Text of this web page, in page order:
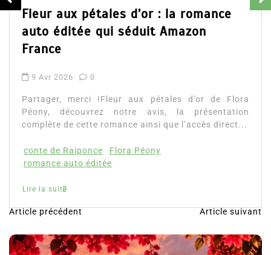
aux pétales d’or : la romance
éditée qui séduit Amazon
2026 0
merci !Fleur aux pétales d’or de Flora
découvrez notre avis, la présentation
de cette romance ainsi que l’accès direct...
de Raiponce
Flora Péony
auto éditée
suite
N
a
Article précédent Article suivant